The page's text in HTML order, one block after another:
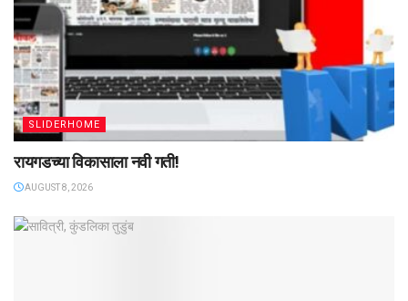
SLIDERHOME
रायगडच्या विकासाला नवी गती!
AUGUST 8, 2026